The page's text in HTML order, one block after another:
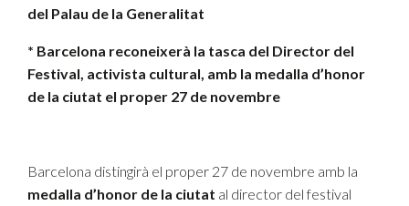
del Palau de la Generalitat
* Barcelona reconeixerà la tasca del Director del
Festival, activista cultural, amb la medalla d’honor
de la ciutat el proper 27 de novembre
Barcelona distingirà el proper 27 de novembre amb la
medalla d’honor de la ciutat al director del festival